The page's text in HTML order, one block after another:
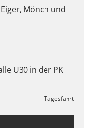
Mönch und
U30 in der PK
Tagesfahrt